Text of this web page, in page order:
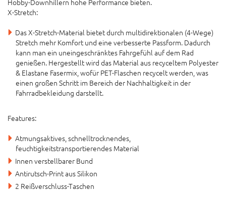
X-Stretch:
Das X-Stretch-Material bietet durch multidirektionalen (4-Wege)
Stretch mehr Komfort und eine verbesserte Passform. Dadurch
kann man ein uneingeschränktes Fahrgefühl auf dem Rad
genießen. Hergestellt wird das Material aus recyceltem Polyester
& Elastane Fasermix, wofür PET-Flaschen recycelt werden, was
einen großen Schritt im Bereich der Nachhaltigkeit in der
Fahrradbekleidung darstellt.
Features:
Atmungsaktives, schnelltrocknendes,
feuchtigkeitstransportierendes Material
Innen verstellbarer Bund
Antirutsch-Print aus Silikon
2 Reißverschluss-Taschen